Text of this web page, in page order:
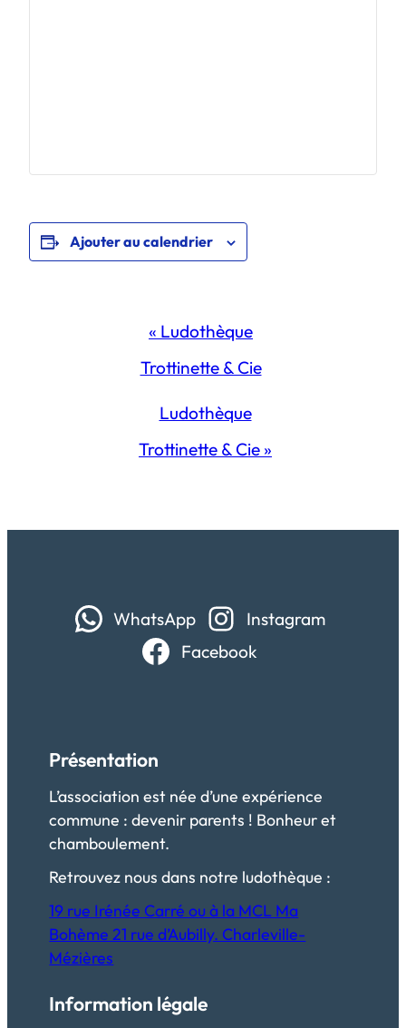
Ajouter au calendrier
« Ludothèque
Trottinette & Cie
Ludothèque
Trottinette & Cie »
WhatsApp
Instagram
Facebook
Présentation
L’association est née d’une expérience
commune : devenir parents ! Bonheur et
chamboulement.
Retrouvez nous dans notre ludothèque :
19 rue Irénée Carré ou à la MCL Ma
Bohème 21 rue d’Aubilly. Charleville-
Mézières
Information légale